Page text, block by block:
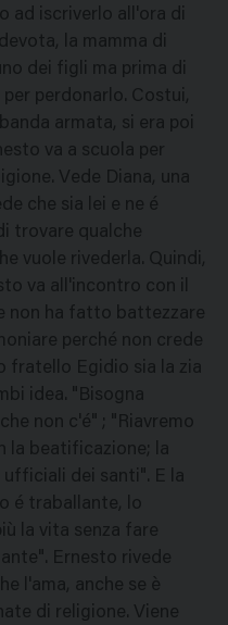
ad iscriverlo all'ora di
la mamma di
dei figli ma prima di
perdonarlo. Costui,
armata, si era poi
va a scuola per
Vede Diana, una
che sia lei e ne é
trovare qualche
vuole rivederla. Quindi,
va all'incontro con il
non ha fatto battezzare
perché non crede
fratello Egidio sia la zia
idea. "Bisogna
non c'é" ; "Riavremo
la beatificazione; la
dei santi". E la
é traballante, lo
la vita senza fare
Ernesto rivede
l'ama, anche se è
di religione. Viene